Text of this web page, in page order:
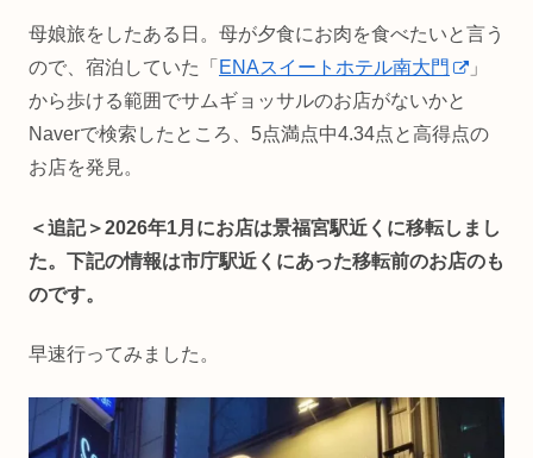
母娘旅をしたある日。母が夕食にお肉を食べたいと言う
ので、宿泊していた「 ENAスイートホテル南大門
」
から歩ける範囲でサムギョッサルのお店がないかと
Naverで検索したところ、5点満点中4.34点と高得点の
お店を発見。
＜追記＞2026年1月にお店は景福宮駅近くに移転しまし
た。下記の情報は市庁駅近くにあった移転前のお店のも
のです。
早速行ってみました。